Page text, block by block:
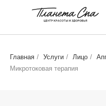
Главная / Услуги / Лицо /
Микротоковая терапия